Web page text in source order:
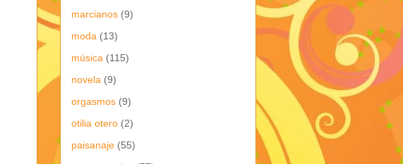
marcianos (9)
moda (13)
música (115)
novela (9)
orgasmos (9)
otilia otero (2)
paisanaje (55)